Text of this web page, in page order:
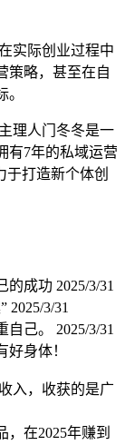
实际创业过程中
策略，甚至在自
理人门冬冬是一
有7年的私域运营
于打造新个体创
的成功 2025/3/31
2025/3/31
自己。 2025/3/31
好身体！
入，收获的是广
在2025年赚到